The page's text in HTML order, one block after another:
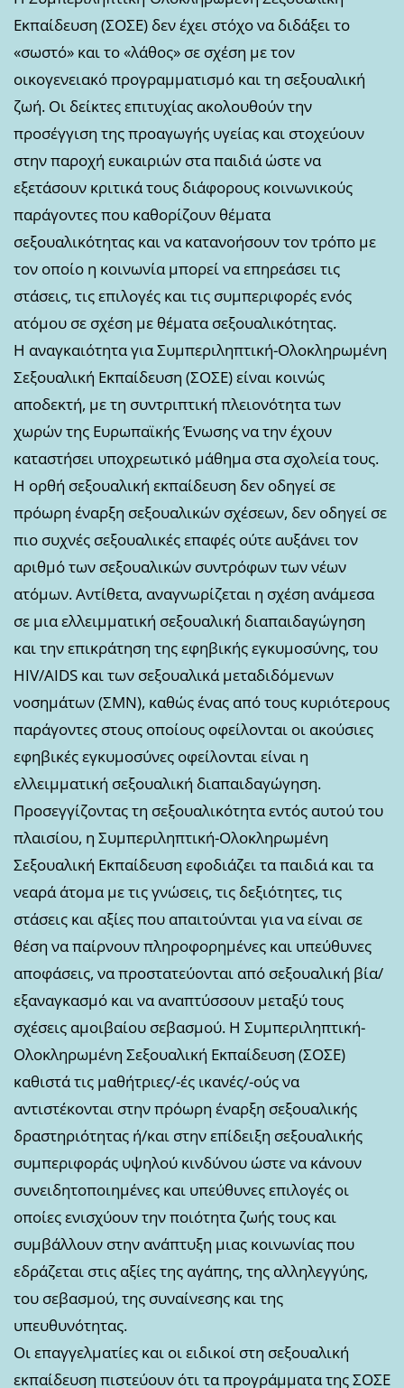
Εκπαίδευση (ΣΟΣΕ) δεν έχει στόχο να διδάξει το
«σωστό» και το «λάθος» σε σχέση με τον
οικογενειακό προγραμματισμό και τη σεξουαλική
ζωή. Οι δείκτες επιτυχίας ακολουθούν την
προσέγγιση της προαγωγής υγείας και στοχεύουν
στην παροχή ευκαιριών στα παιδιά ώστε να
εξετάσουν κριτικά τους διάφορους κοινωνικούς
παράγοντες που καθορίζουν θέματα
σεξουαλικότητας και να κατανοήσουν τον τρόπο με
τον οποίο η κοινωνία μπορεί να επηρεάσει τις
στάσεις, τις επιλογές και τις συμπεριφορές ενός
ατόμου σε σχέση με θέματα σεξουαλικότητας.
Η αναγκαιότητα για Συμπεριληπτική-Ολοκληρωμένη
Σεξουαλική Εκπαίδευση (ΣΟΣΕ) είναι κοινώς
αποδεκτή, με τη συντριπτική πλειονότητα των
χωρών της Ευρωπαϊκής Ένωσης να την έχουν
καταστήσει υποχρεωτικό μάθημα στα σχολεία τους.
Η ορθή σεξουαλική εκπαίδευση δεν οδηγεί σε
πρόωρη έναρξη σεξουαλικών σχέσεων, δεν οδηγεί σε
πιο συχνές σεξουαλικές επαφές ούτε αυξάνει τον
αριθμό των σεξουαλικών συντρόφων των νέων
ατόμων. Αντίθετα, αναγνωρίζεται η σχέση ανάμεσα
σε μια ελλειμματική σεξουαλική διαπαιδαγώγηση
και την επικράτηση της εφηβικής εγκυμοσύνης, του
HIV/AIDS και των σεξουαλικά μεταδιδόμενων
νοσημάτων (ΣΜΝ), καθώς ένας από τους κυριότερους
παράγοντες στους οποίους οφείλονται οι ακούσιες
εφηβικές εγκυμοσύνες οφείλονται είναι η
ελλειμματική σεξουαλική διαπαιδαγώγηση.
Προσεγγίζοντας τη σεξουαλικότητα εντός αυτού του
πλαισίου, η Συμπεριληπτική-Ολοκληρωμένη
Σεξουαλική Εκπαίδευση εφοδιάζει τα παιδιά και τα
νεαρά άτομα με τις γνώσεις, τις δεξιότητες, τις
στάσεις και αξίες που απαιτούνται για να είναι σε
θέση να παίρνουν πληροφορημένες και υπεύθυνες
αποφάσεις, να προστατεύονται από σεξουαλική βία/
εξαναγκασμό και να αναπτύσσουν μεταξύ τους
σχέσεις αμοιβαίου σεβασμού. Η Συμπεριληπτική-
Ολοκληρωμένη Σεξουαλική Εκπαίδευση (ΣΟΣΕ)
καθιστά τις μαθήτριες/-ές ικανές/-ούς να
αντιστέκονται στην πρόωρη έναρξη σεξουαλικής
δραστηριότητας ή/και στην επίδειξη σεξουαλικής
συμπεριφοράς υψηλού κινδύνου ώστε να κάνουν
συνειδητοποιημένες και υπεύθυνες επιλογές οι
οποίες ενισχύουν την ποιότητα ζωής τους και
συμβάλλουν στην ανάπτυξη μιας κοινωνίας που
εδράζεται στις αξίες της αγάπης, της αλληλεγγύης,
του σεβασμού, της συναίνεσης και της
υπευθυνότητας.
Οι επαγγελματίες και οι ειδικοί στη σεξουαλική
εκπαίδευση πιστεύουν ότι τα προγράμματα της ΣΟΣΕ